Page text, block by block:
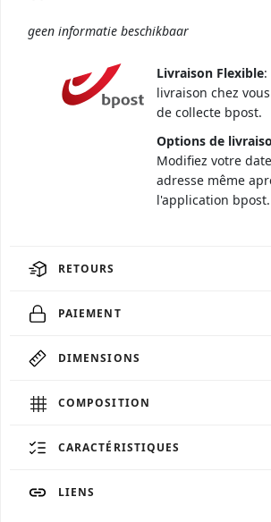
geen informatie beschikbaar
Livraison Flexible:
livraison chez
de collecte bpost.
Options de
Modifiez votre
adresse même
l'application bpost.
RETOURS
PAIEMENT
DIMENSIONS
COMPOSITION
CARACTÉRISTIQUES
LIENS